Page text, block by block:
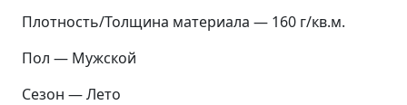
Плотность/Толщина материала — 160 г/кв.м.
Пол — Мужской
Сезон — Лето